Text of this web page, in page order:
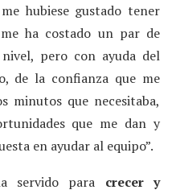
hubiese gustado tener
ha costado un par de
pero con ayuda del
de la confianza que me
minutos que necesitaba,
que me dan y
en ayudar al equipo”.
servido para crecer y